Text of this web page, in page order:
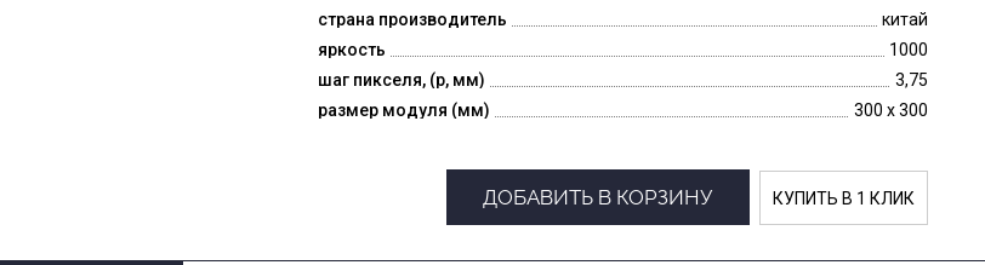
страна производитель
китай
яркость
1000
шаг пикселя, (p, мм)
3,75
размер модуля (мм)
300 x 300
ДОБАВИТЬ В КОРЗИНУ КУПИТЬ В 1 КЛИК